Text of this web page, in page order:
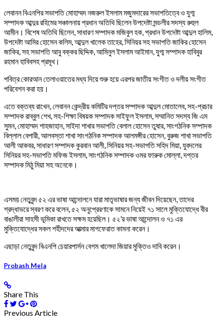
লেবানন বিএনপির সভাপতি মোহাম্মদ নজরুল ইসলাম মজুমদারের সভাপতিত্বে ও যুগ্ম
সম্পাদক আব্দুর রহিমের সঞ্চালনায় প্রধান অতিথি ছিলেন উপদেষ্টা মন্ডলীর সদস্য রুহুল
আমীন। বিশেষ অতিথি ছিলেন, সাধারণ সম্পাদক মজিবুল হক, প্রধান উপদেষ্টা আব্দুল হালিম,
উপদেষ্টা আমির হোসেন কলিম, আব্দুল খালেক তাহের, সিনিয়র সহ সভাপতি জাকির হোসেন
জাকির, সহ সভাপতি আবু বক্কর ছিদ্দিক, আমিনুল ইসলাম আইমান, যুগ্ম সম্পাদক হাবিবুর
রহমান হাবিবসহ প্রমূখ।
পবিত্র কোরআন তেলাওয়াতের মধ্য দিয়ে শুরু হয়ে এরপর জাতীয় সংগীত ও দলীয় সংগীত
পরিবেশন করা হয়।
এতে বক্তব্য রাখেন, লেবানন কেন্দ্রীয় কমিটির দপ্তর সম্পাদক আব্দুল মোতালেব, সহ-প্রচার
সম্পাদক রাব্বুল শেখ, সহ-শিক্ষা বিষয়ক সম্পাদক সাইফুল ইসলাম, সম্মানিত সদস্য জি এম
সুমন, মোহাম্মদ শাহজাহান, সাইদা শাখার সভাপতি বেলাল হোসেন তুষার, সাংগঠনিক সম্পাদক
বিল্লাল বেপারী, আলবস্তা শাখা সাংগঠনিক সম্পাদক আলমঙ্গীর হোসেন, বুরুজ শাখা সভাপতি
আলী আকবর, সাধারণ সম্পাদক কুরবান আলী, সিনিয়র সহ-সভাপতি সহিদ মিয়া, যুবদলের
সিনিয়র সহ-সভাপতি মফিজ ইসলাম, সাংগঠনিক সম্পাদক ওমর ফারুক মোল্লা, দপ্তর
সম্পাদক মিঠু মিয়া সহ অনেকে।
এসময় নেতৃবৃন্দ ৫২ এর ভাষা আন্দোলনে যারা মাতৃভাষার জন্য জীবন দিয়েছেন, তাদের
শ্রদ্ধাভরে স্বরণ করে বলেন, ৫২ অনুপ্রেরণাকে সামনে নিয়েই ৭১ সালে মুক্তিযোদ্ধে বীর
বাঙালীরা সাহসী ভূমিকা রাখতে সক্ষম হয়েছিল। ৫২’র ভাষা আন্দোলন ও ৭১ এর
মুক্তিযোদ্ধের সকল শহীদদের আত্মার মাগফেরাত কামনা করেন।
এছাড়া নেতৃবৃন্দ বিএনপি চেয়ারপার্সন বেগম খালেদা জিয়ার মুক্তিও দাবি করেন।
Probash Mela
Share This
Previous Article